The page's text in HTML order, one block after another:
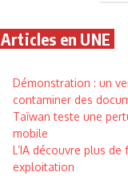
Articles en UNE
Démonstration : un
contaminer des
Taïwan teste une
mobile
L’IA découvre plus
exploitation